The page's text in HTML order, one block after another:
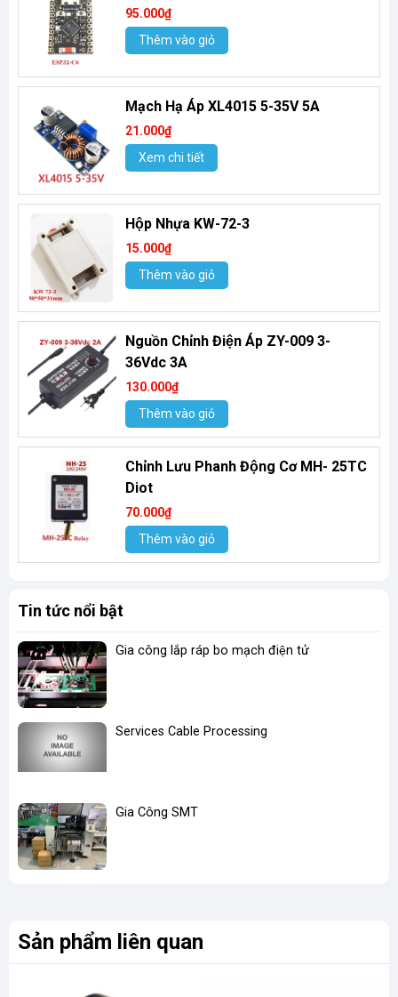
95.000₫
Thêm vào giỏ
Mạch Hạ Áp XL4015 5-35V 5A
21.000₫
Xem chi tiết
Hộp Nhựa KW-72-3
15.000₫
Thêm vào giỏ
Nguồn Chỉnh Điện Áp ZY-009 3-
36Vdc 3A
130.000₫
Thêm vào giỏ
Chỉnh Lưu Phanh Động Cơ MH- 25TC
Diot
70.000₫
Thêm vào giỏ
Tin tức nổi bật
Gia công lắp ráp bo mạch điện tử
Services Cable Processing
Gia Công SMT
Sản phẩm liên quan